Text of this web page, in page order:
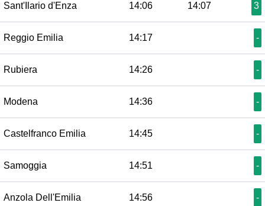
Sant'Ilario d'Enza 14:06 14:07 3
Reggio Emilia 14:17 -
Rubiera 14:26 -
Modena 14:36 -
Castelfranco Emilia 14:45 -
Samoggia 14:51 -
Anzola Dell'Emilia 14:56 -